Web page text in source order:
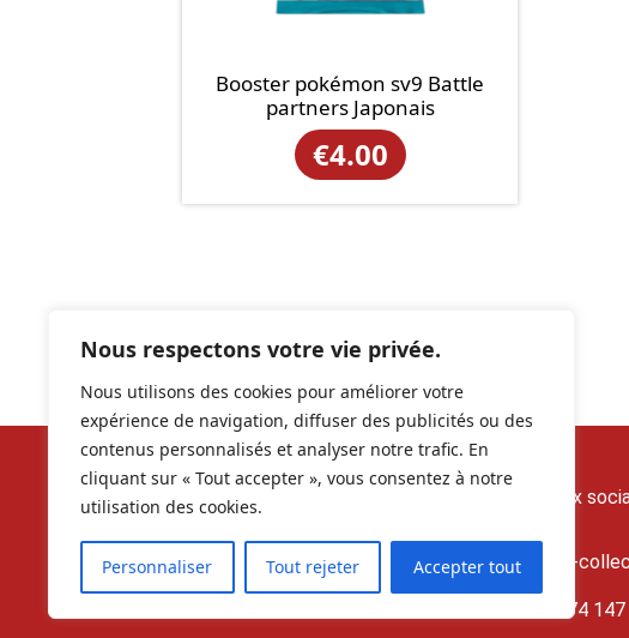
Nous respectons votre vie privée.
Nous utilisons des cookies pour améliorer votre
expérience de navigation, diffuser des publicités ou des
contenus personnalisés et analyser notre trafic. En
cliquant sur « Tout accepter », vous consentez à notre
utilisation des cookies.
Personnaliser Tout rejeter Accepter tout
Booster pokémon sv9 Battle
partners Japonais
€4.00
Nos réseaux
contact@lj-
RCS 979 374